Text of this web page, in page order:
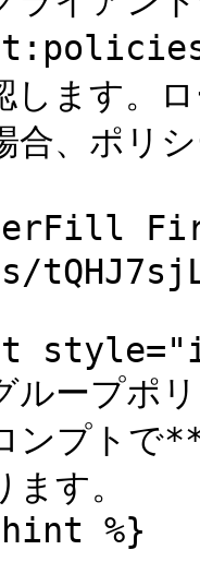
します。
合、ポリ
ループポ
ンプト
す。
%}